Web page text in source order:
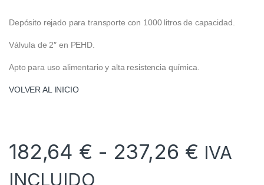
Depósito rejado para transporte con 1000 litros de capacidad.
Válvula de 2″ en PEHD.
Apto para uso alimentario y alta resistencia química.
VOLVER AL INICIO
182,64 € - 237,26 € IVA
INCLUIDO